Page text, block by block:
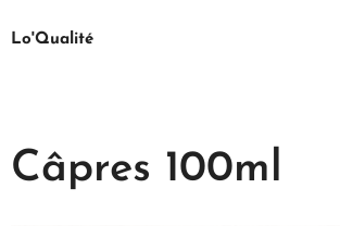
Lo'Qualité
Câpres 100ml